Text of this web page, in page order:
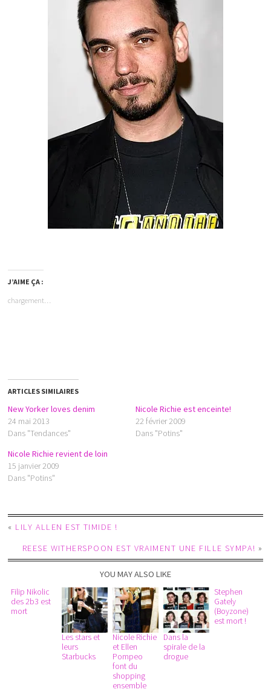
J’AIME ÇA :
chargement…
ARTICLES SIMILAIRES
New Yorker loves denim
24 mai 2013
Dans "Tendances"
Nicole Richie est enceinte!
22 février 2009
Dans "Potins"
Nicole Richie revient de loin
15 janvier 2009
Dans "Potins"
« LILY ALLEN EST TIMIDE !
REESE WITHERSPOON EST VRAIMENT UNE FILLE SYMPA! »
YOU MAY ALSO LIKE
Filip Nikolic
des 2b3 est
mort
Les stars et
leurs
Starbucks
Nicole Richie
et Ellen
Pompeo
font du
shopping
ensemble
Dans la
spirale de la
drogue
Stephen
Gately
(Boyzone)
est mort !